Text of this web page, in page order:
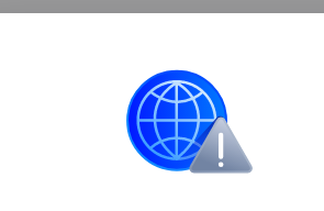
врут подростки. Такие
исследования, целью
всей жизни люди врут